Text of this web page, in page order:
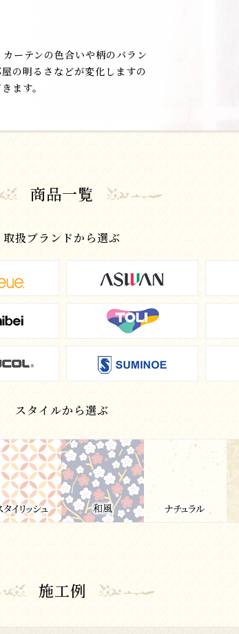
ーテンの色合いや柄のバラン
の明るさなどが変化しますの
ます。
商品一覧
取扱ブランドから選ぶ
スタイルから選ぶ
施工例